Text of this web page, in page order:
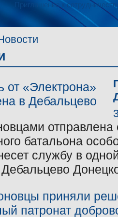
Приглашение к
батальона
службу в
Дебальцево